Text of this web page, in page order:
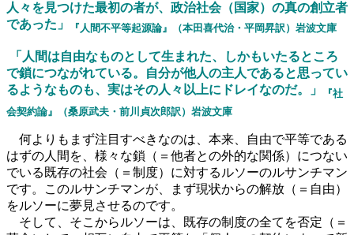
人々を見つけた最初の者が、政治社会（国家）の真の創立者
であった」
『人間不平等起源論』（本田喜代治・平岡昇訳）岩波文庫
「人間は自由なものとして生まれた、しかもいたるところ
で鎖につながれている。自分が他人の主人であると思ってい
るようなものも、実はその人々以上にドレイなのだ。」
『社
会契約論』（桑原武夫・前川貞次郎訳）岩波文庫
何よりもまず注目すべきなのは、本来、自由で平等である
はずの人間を、様々な鎖（＝他者との外的な関係）につない
でいる既存の社会（＝制度）に対するルソーのルサンチマン
です。このルサンチマンが、まず現状からの解放（＝自由）
をルソーに夢見させるのです。
そして、そこからルソーは、既存の制度の全てを否定（＝